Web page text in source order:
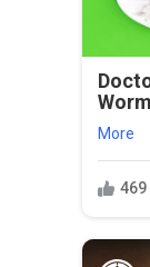
More
469